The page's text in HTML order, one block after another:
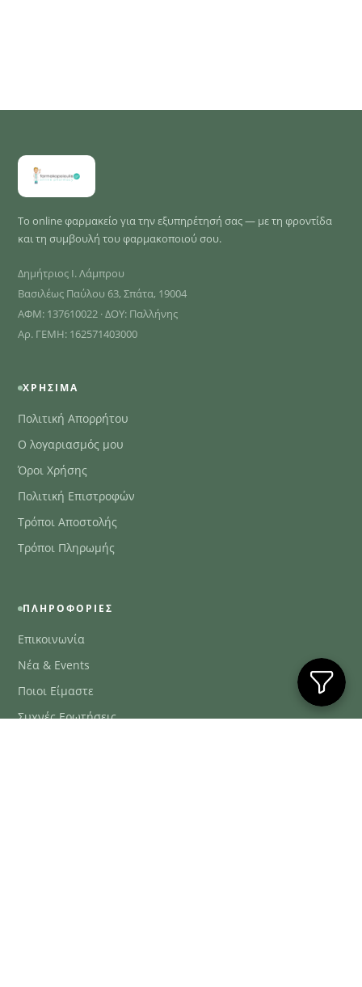
Το online φαρμακείο για την εξυπηρέτησή σας — με τη φροντίδα
και τη συμβουλή του φαρμακοποιού σου.
Δημήτριος Ι. Λάμπρου
Βασιλέως Παύλου 63, Σπάτα, 19004
ΑΦΜ: 137610022 · ΔΟΥ: Παλλήνης
Αρ. ΓΕΜΗ: 162571403000
ΧΡΉΣΙΜΑ
Πολιτική Απορρήτου
Ο λογαριασμός μου
Όροι Χρήσης
Πολιτική Επιστροφών
Τρόποι Αποστολής
Τρόποι Πληρωμής
ΠΛΗΡΟΦΟΡΊΕΣ
Επικοινωνία
Νέα & Events
Ποιοι Είμαστε
Συχνές Ερωτήσεις